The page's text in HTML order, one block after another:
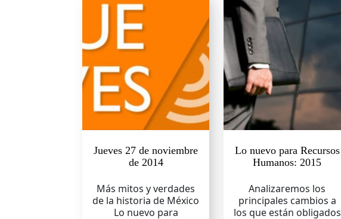
Jueves 27 de noviembre
de 2014
Más mitos y verdades
de la historia de México
Lo nuevo para
Lo nuevo para Recursos
Humanos: 2015
Analizaremos los
principales cambios a
los que están obligados